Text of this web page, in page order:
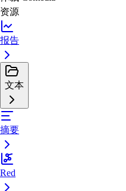
资源
报告
文本
摘要
Red